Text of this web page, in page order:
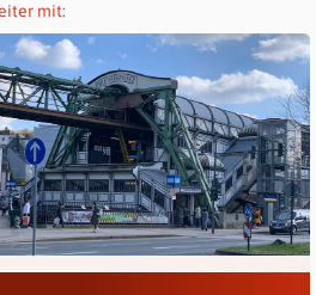
mit: